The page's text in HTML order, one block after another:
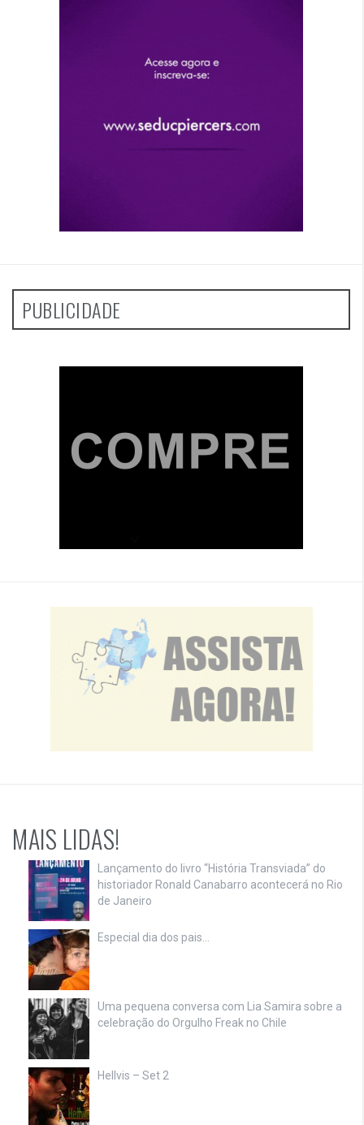
PUBLICIDADE
MAIS LIDAS!
Lançamento do livro “História Transviada” do
historiador Ronald Canabarro acontecerá no Rio
de Janeiro
Especial dia dos pais…
Uma pequena conversa com Lia Samira sobre a
celebração do Orgulho Freak no Chile
Hellvis – Set 2